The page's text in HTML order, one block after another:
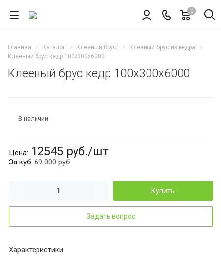
0
сухой
брус
Главная Каталог Клееный брус
Клееный брус из кедра
Клееный брус кедр 100х300х6000
Клееный брус кедр 100х300х6000
В наличии
Цена: 12545 руб./шт
За куб: 69 000 руб.
Купить
Задать вопрос
Характеристики